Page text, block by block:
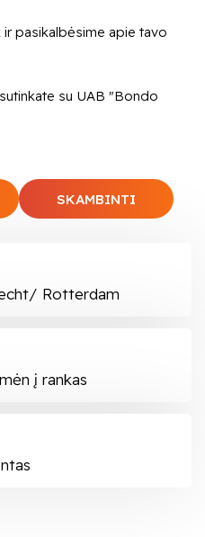
pasikalbėsime apie tavo
su UAB "Bondo
SKAMBINTI
Rotterdam
į rankas